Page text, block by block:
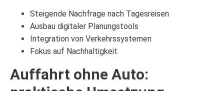
Steigende Nachfrage nach Tagesreisen
Ausbau digitaler Planungstools
Integration von Verkehrssystemen
Fokus auf Nachhaltigkeit
Auffahrt ohne Auto: